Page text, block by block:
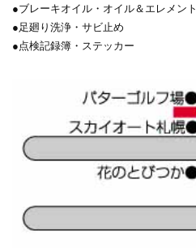
●ブレーキオイル・オイル＆エレメント
●足廻り洗浄・サビ止め
●点検記録簿・ステッカー